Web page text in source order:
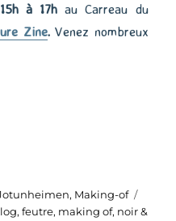
15h à 17h au Carreau du
Zine.Venez nombreux
, Making-of
,feutre, making of, noir &